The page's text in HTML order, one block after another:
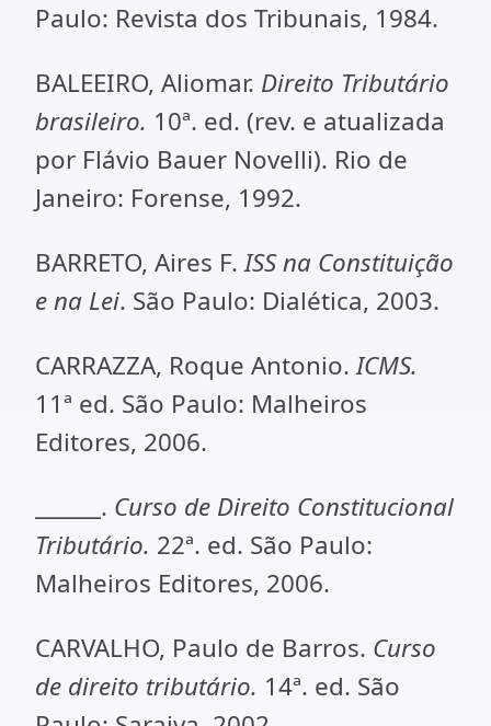
Paulo: Revista dos Tribunais, 1984.
BALEEIRO, Aliomar. Direito Tributário
brasileiro. 10ª. ed. (rev. e atualizada
por Flávio Bauer Novelli). Rio de
Janeiro: Forense, 1992.
BARRETO, Aires F.ISS na Constituição
e na Lei. São Paulo: Dialética, 2003.
CARRAZZA, Roque Antonio.ICMS.
11ª ed. São Paulo: Malheiros
Editores, 2006.
______. Curso de Direito Constitucional
Tributário. 22ª. ed. São Paulo:
Malheiros Editores, 2006.
CARVALHO, Paulo de Barros. Curso
de direito tributário. 14ª. ed. São